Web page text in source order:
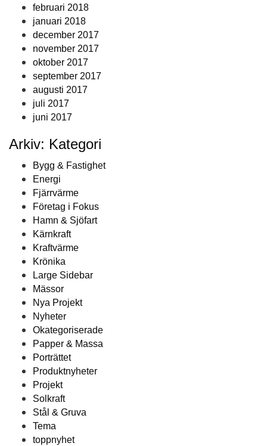
februari 2018
januari 2018
december 2017
november 2017
oktober 2017
september 2017
augusti 2017
juli 2017
juni 2017
Arkiv: Kategori
Bygg & Fastighet
Energi
Fjärrvärme
Företag i Fokus
Hamn & Sjöfart
Kärnkraft
Kraftvärme
Krönika
Large Sidebar
Mässor
Nya Projekt
Nyheter
Okategoriserade
Papper & Massa
Porträttet
Produktnyheter
Projekt
Solkraft
Stål & Gruva
Tema
toppnyhet